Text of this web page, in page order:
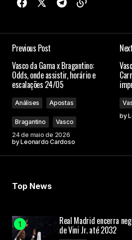
Previous Post
Vasco da Gama x Bragantino:
Odds, onde assistir, horário e
escalações 24/05
Análises Apostas
Bragantino
Vasco
24 de maio de 2026
byLeonardo Cardoso
by
Top News
Real Madrid encerra
de Vini Jr. até 2032